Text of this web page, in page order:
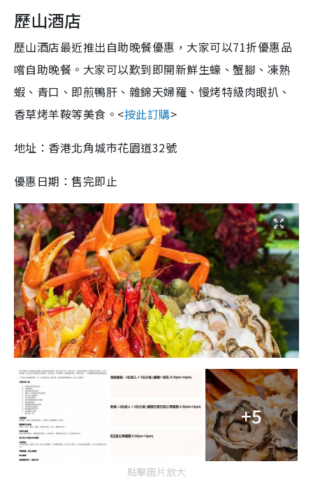
歷山酒店
歷山酒店最近推出自助晚餐優惠，大家可以71折優惠品
嚐自助晚餐。大家可以歎到即開新鮮生蠔、蟹腳、凍熟
蝦、青口、即煎鴨肝、雜錦天婦羅、慢烤特級肉眼扒、
香草烤羊鞍等美食。<按此訂購>
地址：香港北角城市花園道32號
優惠日期：售完即止
+5
點擊圖片放大